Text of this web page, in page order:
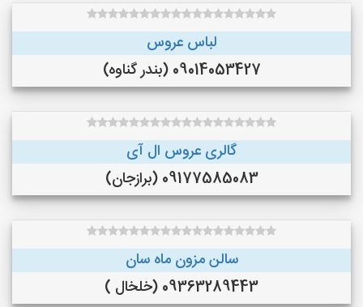
لباس عروس
09014053427 (بندر گناوه)
گالری عروس ال آی
09177585083 (برازجان)
سالن مزون ماه سان
09363289443 (خلخال )